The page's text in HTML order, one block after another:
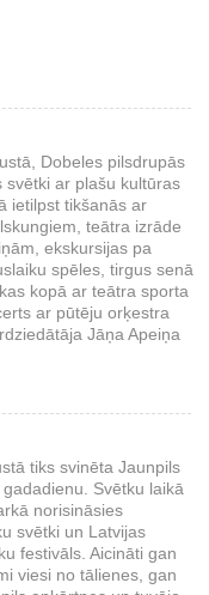
Dobeles pilsdrupās
svētki ar plašu kultūras
ietilpst tikšanās ar
teātra izrāde
ekskursijas pa
spēles, tirgus senā
kopā ar teātra sporta
ar pūtēju orķestra
Jāņa Apeiņa
tiks svinēta Jaunpils
Svētku laikā
norisināsies
svētki un Latvijas
festivāls. Aicināti gan
viesi no tālienes, gan